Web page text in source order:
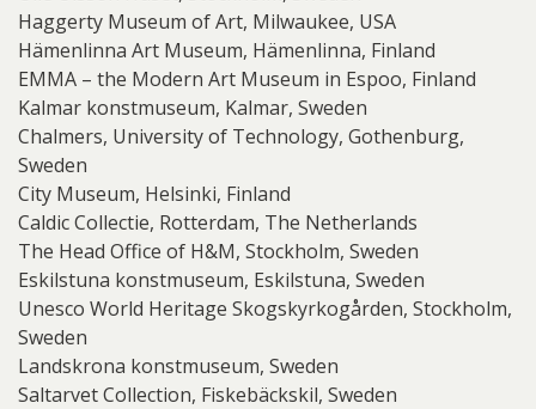
Haggerty Museum of Art, Milwaukee, USA
Hämenlinna Art Museum, Hämenlinna, Finland
EMMA – the Modern Art Museum in Espoo, Finland
Kalmar konstmuseum, Kalmar, Sweden
Chalmers, University of Technology, Gothenburg,
Sweden
City Museum, Helsinki, Finland
Caldic Collectie, Rotterdam, The Netherlands
The Head Office of H&M, Stockholm, Sweden
Eskilstuna konstmuseum, Eskilstuna, Sweden
Unesco World Heritage Skogskyrkogården, Stockholm,
Sweden
Landskrona konstmuseum, Sweden
Saltarvet Collection, Fiskebäckskil, Sweden